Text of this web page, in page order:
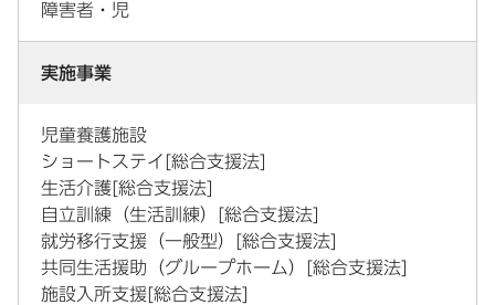
障害者・児
実施事業
児童養護施設
ショートステイ[総合支援法]
生活介護[総合支援法]
自立訓練（生活訓練）[総合支援法]
就労移行支援（一般型）[総合支援法]
共同生活援助（グループホーム）[総合支援法]
施設入所支援[総合支援法]